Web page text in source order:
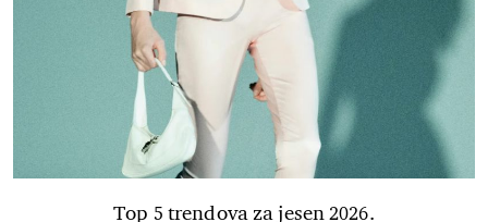
Top 5 trendova za jesen 2026.